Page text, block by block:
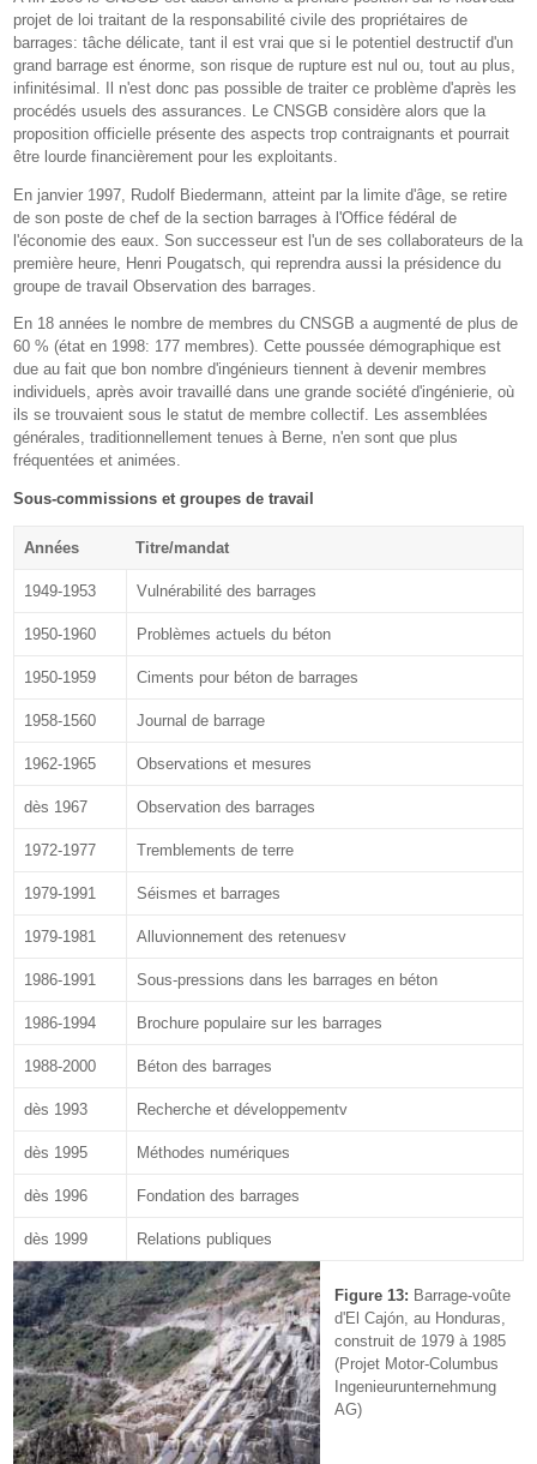
projet de loi traitant de la responsabilité civile des propriétaires de
barrages: tâche délicate, tant il est vrai que si le potentiel destructif d'un
grand barrage est énorme, son risque de rupture est nul ou, tout au plus,
infinitésimal. Il n'est donc pas possible de traiter ce problème d'après les
procédés usuels des assurances. Le CNSGB considère alors que la
proposition officielle présente des aspects trop contraignants et pourrait
être lourde financièrement pour les exploitants.
En janvier 1997, Rudolf Biedermann, atteint par la limite d'âge, se retire
de son poste de chef de la section barrages à l'Office fédéral de
l'économie des eaux. Son successeur est l'un de ses collaborateurs de la
première heure, Henri Pougatsch, qui reprendra aussi la présidence du
groupe de travail Observation des barrages.
En 18 années le nombre de membres du CNSGB a augmenté de plus de
60 % (état en 1998: 177 membres). Cette poussée démographique est
due au fait que bon nombre d'ingénieurs tiennent à devenir membres
individuels, après avoir travaillé dans une grande société d'ingénierie, où
ils se trouvaient sous le statut de membre collectif. Les assemblées
générales, traditionnellement tenues à Berne, n'en sont que plus
fréquentées et animées.
Sous-commissions et groupes de travail
Années Titre/mandat
1949-1953 Vulnérabilité des barrages
1950-1960 Problèmes actuels du béton
1950-1959 Ciments pour béton de barrages
1958-1560 Journal de barrage
1962-1965 Observations et mesures
dès 1967 Observation des barrages
1972-1977 Tremblements de terre
1979-1991 Séismes et barrages
1979-1981 Alluvionnement des retenuesv
1986-1991 Sous-pressions dans les barrages en béton
1986-1994 Brochure populaire sur les barrages
1988-2000 Béton des barrages
dès 1993 Recherche et développementv
dès 1995 Méthodes numériques
dès 1996 Fondation des barrages
dès 1999 Relations publiques
Figure 13: Barrage-voûte
d'El Cajón, au Honduras,
construit de 1979 à 1985
(Projet Motor-Columbus
Ingenieurunternehmung
AG)